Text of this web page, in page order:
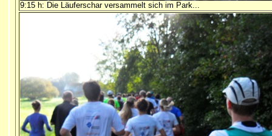
9:15 h: Die Läuferschar versammelt sich im Park...